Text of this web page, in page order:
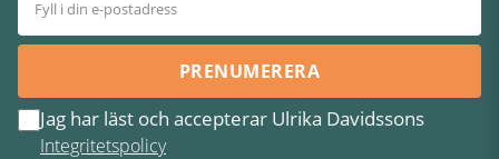
PRENUMERERA
Jag har läst och accepterar Ulrika Davidssons
Integritetspolicy